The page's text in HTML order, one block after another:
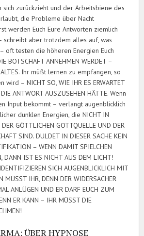
sich zurückzieht und der Arbeitsbiene des
die Probleme über Nacht
werden Euch Eure Antworten ziemlich
schreibt aber trotzdem alles auf, was
oft testen die höheren Energien Euch
BOTSCHAFT ANNEHMEN WERDET –
Ihr müßt lernen zu empfangen, so
wird – NICHT SO, WIE IHR ES ERWARTET
ANTWORT AUSZUSEHEN HÄTTE. Wenn
Input bekommt – verlangt augenblicklich
dunklen Energien, die NICHT IN
GÖTTLICHEN GOTTQUELLE UND DER
SIND. DULDET IN DIESER SACHE KEIN
– WENN DAMIT SPIELCHEN
DANN IST ES NICHT AUS DEM LICHT!
SICH AUGENBLICKLICH MIT
MÜSST IHR, DENN DER WIDERSACHER
ANLÜGEN UND ER DARF EUCH ZUM
ER KANN – IHR MÜSST DIE
ÜBER HYPNOSE